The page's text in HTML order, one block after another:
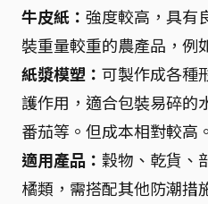
牛皮紙： 強度較高，具有
裝重量較重的農產品，例
紙漿模塑： 可製作成各種
護作用，適合包裝易碎的
番茄等。但成本相對較高。
適用產品： 穀物、乾貨、
橘類，需搭配其他防潮措